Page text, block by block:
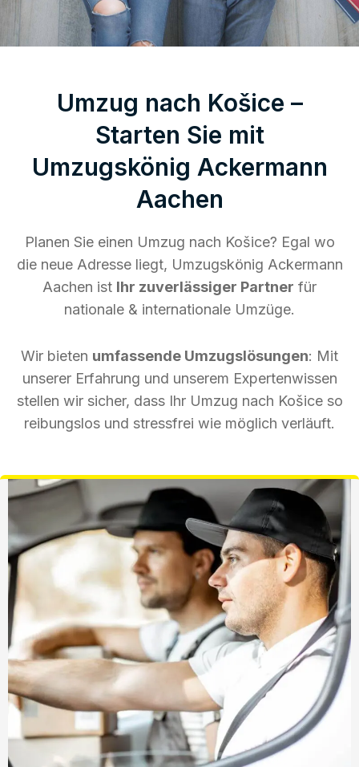
Umzug nach Košice –
Starten Sie mit
Umzugskönig Ackermann
Aachen
Planen Sie einen Umzug nach Košice? Egal wo
die neue Adresse liegt, Umzugskönig Ackermann
Aachen ist Ihr zuverlässiger Partner für
nationale & internationale Umzüge.
Wir bieten umfassende Umzugslösungen: Mit
unserer Erfahrung und unserem Expertenwissen
stellen wir sicher, dass Ihr Umzug nach Košice so
reibungslos und stressfrei wie möglich verläuft.